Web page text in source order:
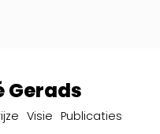
Gerads
Visie Publicaties